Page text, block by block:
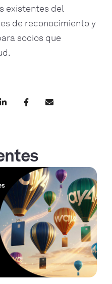
existentes del
de reconocimiento y
socios que